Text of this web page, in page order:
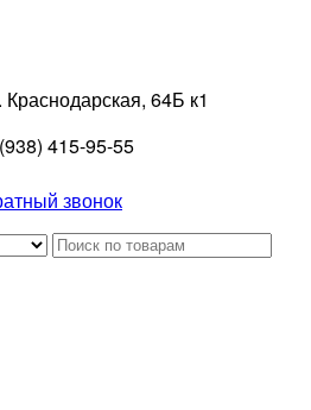
Краснодарская, 64Б к1
415-95-55
звонок